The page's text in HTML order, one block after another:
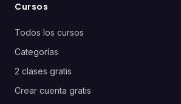
Cursos
Todos los cursos
Categorías
2 clases gratis
Crear cuenta gratis